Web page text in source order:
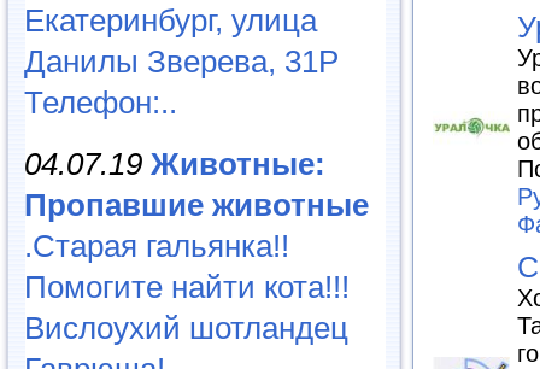
Екатеринбург, улица
Данилы Зверева, 31Р
Телефон:..
04.07.19 Животные:
Пропавшие животные
.Старая гальянка!!
Помогите найти кота!!!
Вислоухий шотландец